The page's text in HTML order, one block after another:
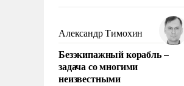
мужественным и твердым под
ударами судьбы, брать на себя
ответственность, помогать
слабым, идти вперед и
адаптироваться.
Александр Тимохин
Безэкипажный корабль –
задача со многими
неизвестными